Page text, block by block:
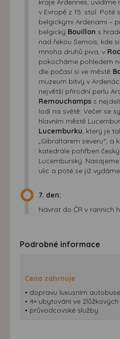
v Evropě z 15. stol. Poté
belgickými Ardenami –
belgický Bouillon s
nad řekou Semois, kde
mnoha druhů piva, v
pokocháme pohledem
dle počasí si ve městě
muzeum bitvy v
největší přírodní perlu
Remouchamps s
lodí na světě. Večer se
hlavním městě
Lucemburku , který je
„Gibraltarem severu“, a
katedrále pohřben
Lucemburský.
ulic a poté se již
7. den:
Návrat do ČR v ranních
Podrobné informace
Cena zahrnuje
• dopravu luxusním
• 4× ubytování ve
• průvodcovské služby